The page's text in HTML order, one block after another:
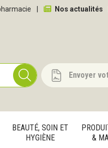
Nos actualités
Envoyer
BEAUTÉ, SOIN ET
HYGIÈNE
&